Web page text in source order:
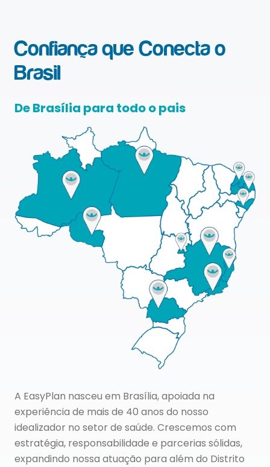
Confiança que Conecta o
Brasil
De Brasília para todo o pais
A EasyPlan nasceu em Brasília, apoiada na
experiência de mais de 40 anos do nosso
idealizador no setor de saúde. Crescemos com
estratégia, responsabilidade e parcerias sólidas,
expandindo nossa atuação para além do Distrito